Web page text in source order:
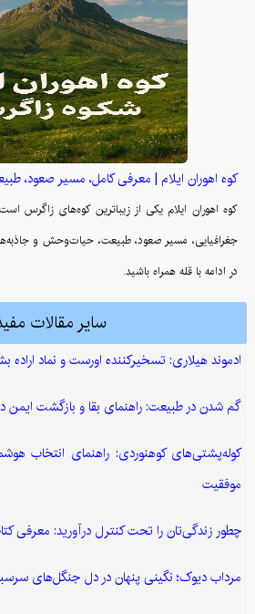
کوه اهوران ایلام | معرفی کامل، مسیر صعود،
کوه اهوران ایلام یکی از زیباترین کوه‌های زاگرس
جغرافیایی، مسیر صعود، طبیعت، حیات‌وحش و
در ادامه با قله همراه باشید.
سایر مقالات
ادموند هیلاری: تسخیرکننده اورست و نماد اراده
گم شدن در طبیعت: راهنمای بقا و بازگشت ایمن
کوله‌پشتی‌های کوهنوردی: راهنمای انتخاب
موفقیت
چطور زندگی‌تان را تحت کنترل درآورید:
مرداب دیوک؛ نگینی پنهان در دل جنگل‌های